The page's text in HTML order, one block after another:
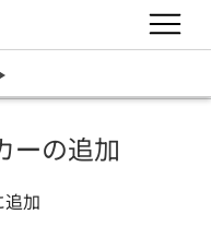
ーの追加
加